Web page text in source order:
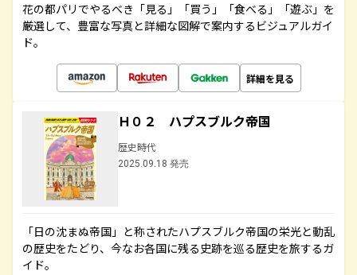
花の都パリでやるべき「見る」「買う」「食べる」「遊ぶ」を
厳選して、豊富な写真と詳細な図解で案内するビジュアルガイ
ド。
詳細を見る
Ｈ０２ ハプスブルク帝国
歴史時代
2025.09.18 発売
「日の沈まぬ帝国」と称されたハプスブルク帝国の栄光と動乱
の歴史をたどり、今なお各国に残る史跡を巡る歴史を旅するガ
イド。